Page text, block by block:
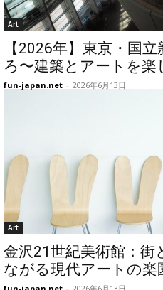
Art
【2026年】東京・国
ろ〜建築とアートを楽
fun-japan.net - 2026年6月13日
Art
金沢21世紀美術館：街
ながる現代アートの楽